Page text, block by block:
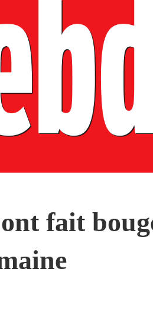
fait